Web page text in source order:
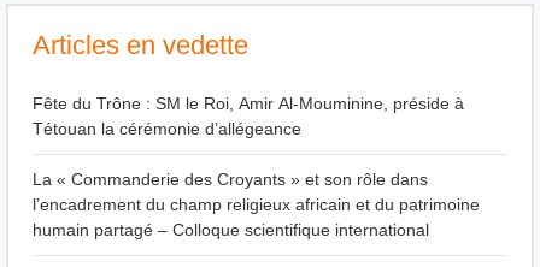
Articles en vedette
Fête du Trône : SM le Roi, Amir Al-Mouminine, préside à
Tétouan la cérémonie d’allégeance
La « Commanderie des Croyants » et son rôle dans
l’encadrement du champ religieux africain et du patrimoine
humain partagé – Colloque scientifique international